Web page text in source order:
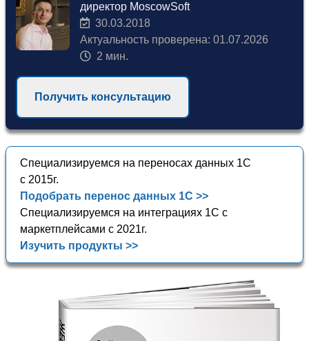
директор MoscowSoft
30.03.2018
Актуальность проверена: 01.07.2026
2 мин.
Получить консультацию
Специализируемся на переносах данных 1С
с 2015г.
Подобрать перенос данных 1С >>
Специализируемся на интеграциях 1С с
маркетплейсами с 2021г.
Изучить продукты >>